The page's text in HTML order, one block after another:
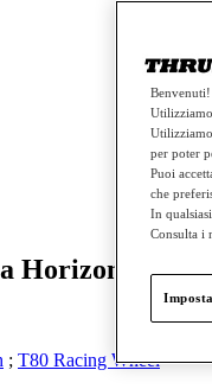
Horizon 6 /
; T80 Racing Wheel
Benvenuti!
per poter
Puoi
che
In
Consulta i